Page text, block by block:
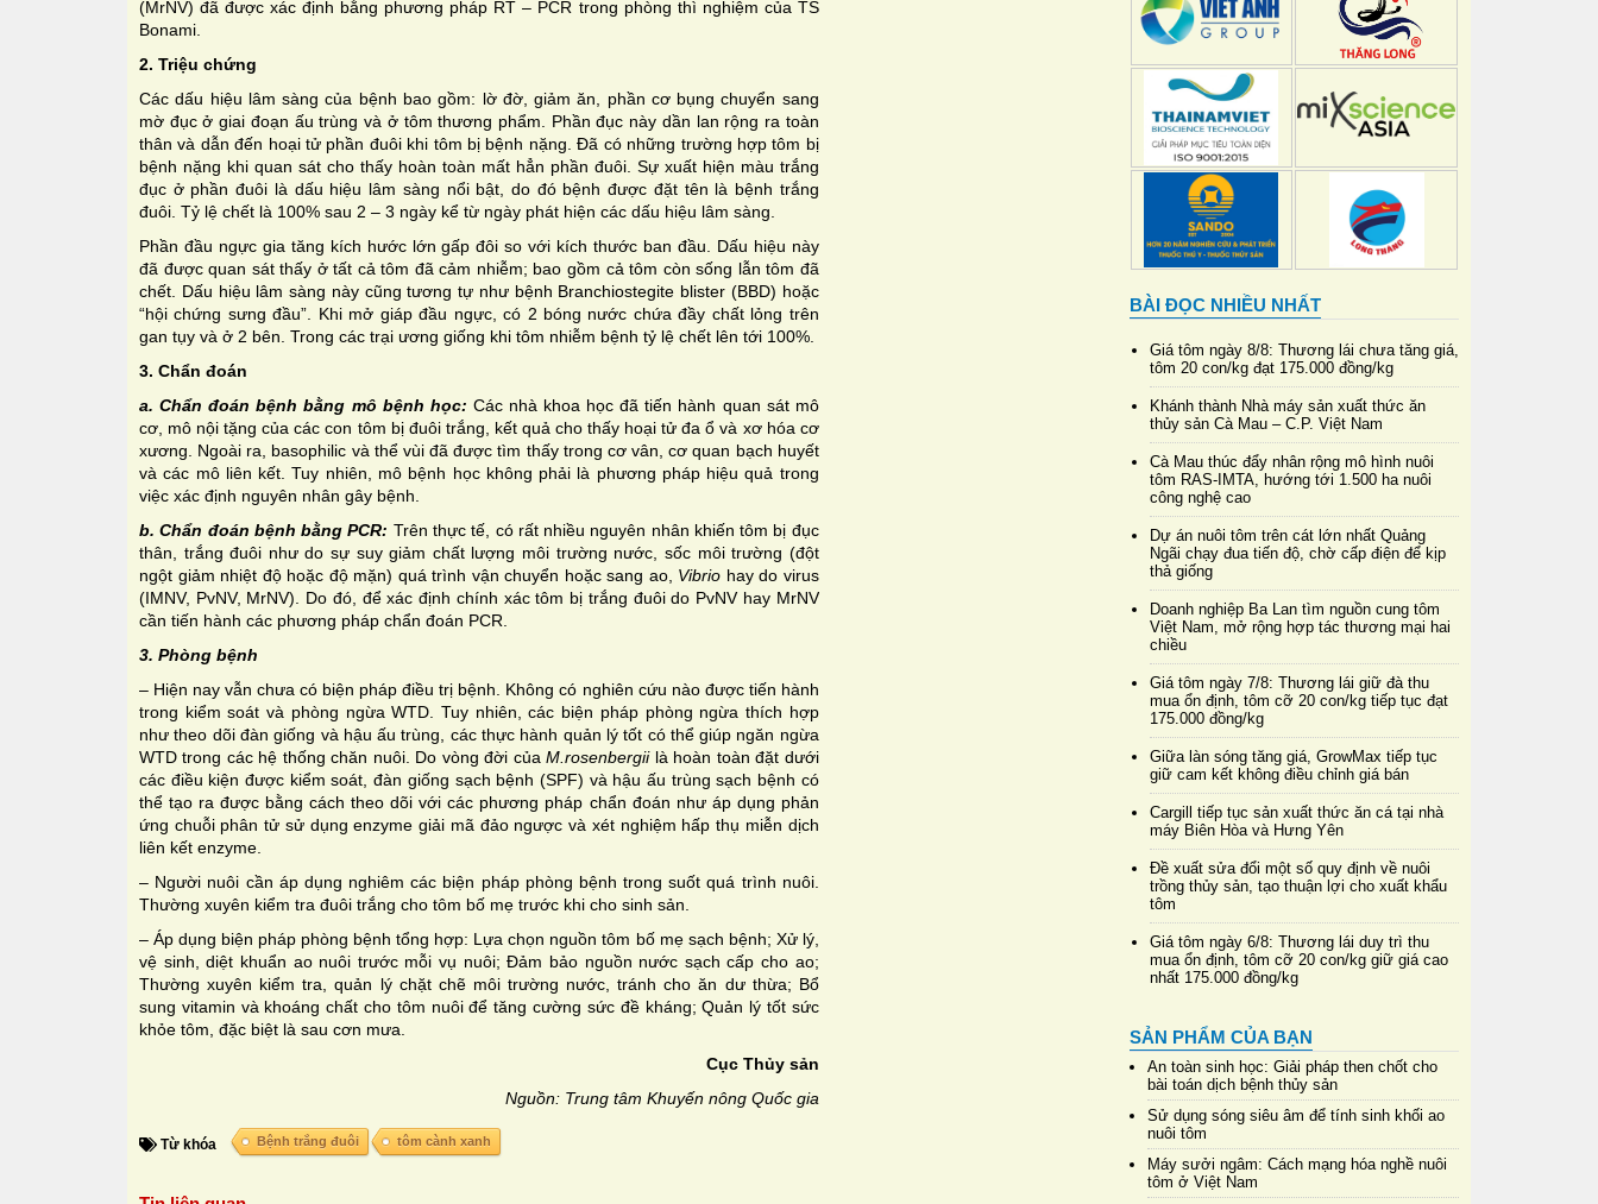
(MrNV) đã được xác định bằng phương pháp RT – PCR trong phòng thì nghiệm của TS
Bonami.
2. Triệu chứng
Các dấu hiệu lâm sàng của bệnh bao gồm: lờ đờ, giảm ăn, phần cơ bụng chuyển sang
mờ đục ở giai đoạn ấu trùng và ở tôm thương phẩm. Phần đục này dần lan rộng ra toàn
thân và dẫn đến hoại tử phần đuôi khi tôm bị bệnh nặng. Đã có những trường hợp tôm bị
bệnh nặng khi quan sát cho thấy hoàn toàn mất hẳn phần đuôi. Sự xuất hiện màu trắng
đục ở phần đuôi là dấu hiệu lâm sàng nổi bật, do đó bệnh được đặt tên là bệnh trắng
đuôi. Tỷ lệ chết là 100% sau 2 – 3 ngày kể từ ngày phát hiện các dấu hiệu lâm sàng.
Phần đầu ngực gia tăng kích hước lớn gấp đôi so với kích thước ban đầu. Dấu hiệu này
đã được quan sát thấy ở tất cả tôm đã cảm nhiễm; bao gồm cả tôm còn sống lẫn tôm đã
chết. Dấu hiệu lâm sàng này cũng tương tự như bệnh Branchiostegite blister (BBD) hoặc
“hội chứng sưng đầu”. Khi mở giáp đầu ngực, có 2 bóng nước chứa đầy chất lỏng trên
gan tụy và ở 2 bên. Trong các trại ương giống khi tôm nhiễm bệnh tỷ lệ chết lên tới 100%.
3. Chẩn đoán
a. Chẩn đoán bệnh bằng mô bệnh học: Các nhà khoa học đã tiến hành quan sát mô
cơ, mô nội tặng của các con tôm bị đuôi trắng, kết quả cho thấy hoại tử đa ổ và xơ hóa cơ
xương. Ngoài ra, basophilic và thể vùi đã được tìm thấy trong cơ vân, cơ quan bạch huyết
và các mô liên kết. Tuy nhiên, mô bệnh học không phải là phương pháp hiệu quả trong
việc xác định nguyên nhân gây bệnh.
b. Chẩn đoán bệnh bằng PCR: Trên thực tế, có rất nhiều nguyên nhân khiến tôm bị đục
thân, trắng đuôi như do sự suy giảm chất lượng môi trường nước, sốc môi trường (đột
ngột giảm nhiệt độ hoặc độ mặn) quá trình vận chuyển hoặc sang ao, Vibrio hay do virus
(IMNV, PvNV, MrNV). Do đó, để xác định chính xác tôm bị trắng đuôi do PvNV hay MrNV
cần tiến hành các phương pháp chẩn đoán PCR.
3. Phòng bệnh
– Hiện nay vẫn chưa có biện pháp điều trị bệnh. Không có nghiên cứu nào được tiến hành
trong kiểm soát và phòng ngừa WTD. Tuy nhiên, các biện pháp phòng ngừa thích hợp
như theo dõi đàn giống và hậu ấu trùng, các thực hành quản lý tốt có thể giúp ngăn ngừa
WTD trong các hệ thống chăn nuôi. Do vòng đời củaM.rosenbergiilà hoàn toàn đặt dưới
các điều kiện được kiểm soát, đàn giống sạch bệnh (SPF) và hậu ấu trùng sạch bệnh có
thể tạo ra được bằng cách theo dõi với các phương pháp chẩn đoán như áp dụng phản
ứng chuỗi phân tử sử dụng enzyme giải mã đảo ngược và xét nghiệm hấp thụ miễn dịch
liên kết enzyme.
– Người nuôi cần áp dụng nghiêm các biện pháp phòng bệnh trong suốt quá trình nuôi.
Thường xuyên kiểm tra đuôi trắng cho tôm bố mẹ trước khi cho sinh sản.
– Áp dụng biện pháp phòng bệnh tổng hợp: Lựa chọn nguồn tôm bố mẹ sạch bệnh; Xử lý,
vệ sinh, diệt khuẩn ao nuôi trước mỗi vụ nuôi; Đảm bảo nguồn nước sạch cấp cho ao;
Thường xuyên kiểm tra, quản lý chặt chẽ môi trường nước, tránh cho ăn dư thừa; Bổ
sung vitamin và khoáng chất cho tôm nuôi để tăng cường sức đề kháng; Quản lý tốt sức
khỏe tôm, đặc biệt là sau cơn mưa.
Cục Thủy sản
Nguồn: Trung tâm Khuyến nông Quốc gia
Từ khóa Bệnh trắng đuôi tôm cành xanh
BÀI ĐỌC NHIỀU NHẤT
Giá tôm ngày 8/8: Thương lái chưa tăng giá,
tôm 20 con/kg đạt 175.000 đồng/kg
Khánh thành Nhà máy sản xuất thức ăn
thủy sản Cà Mau – C.P. Việt Nam
Cà Mau thúc đẩy nhân rộng mô hình nuôi
tôm RAS-IMTA, hướng tới 1.500 ha nuôi
công nghệ cao
Dự án nuôi tôm trên cát lớn nhất Quảng
Ngãi chạy đua tiến độ, chờ cấp điện để kịp
thả giống
Doanh nghiệp Ba Lan tìm nguồn cung tôm
Việt Nam, mở rộng hợp tác thương mại hai
chiều
Giá tôm ngày 7/8: Thương lái giữ đà thu
mua ổn định, tôm cỡ 20 con/kg tiếp tục đạt
175.000 đồng/kg
Giữa làn sóng tăng giá, GrowMax tiếp tục
giữ cam kết không điều chỉnh giá bán
Cargill tiếp tục sản xuất thức ăn cá tại nhà
máy Biên Hòa và Hưng Yên
Đề xuất sửa đổi một số quy định về nuôi
trồng thủy sản, tạo thuận lợi cho xuất khẩu
tôm
Giá tôm ngày 6/8: Thương lái duy trì thu
mua ổn định, tôm cỡ 20 con/kg giữ giá cao
nhất 175.000 đồng/kg
SẢN PHẨM CỦA BẠN
An toàn sinh học: Giải pháp then chốt cho
bài toán dịch bệnh thủy sản
Sử dụng sóng siêu âm để tính sinh khối ao
nuôi tôm
Máy sưởi ngâm: Cách mạng hóa nghề nuôi
tôm ở Việt Nam